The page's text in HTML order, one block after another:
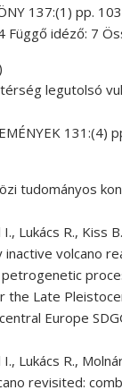
137:(1) pp.
Függő idéző: 7
legutolsó
131:(4)
tudományos
Lukács R., Kiss
inactive volcano
the Late
Europe
Lukács R.,
revisited: